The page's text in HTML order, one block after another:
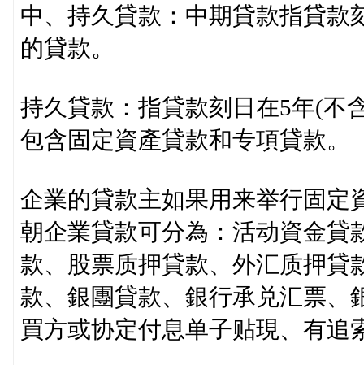
中、持久貸款：中期貸款指貸款
的貸款。
持久貸款：指貸款刻日在5年(不
包含固定資產貸款和专項貸款。
企業的貸款主如果用来举行固定
朝企業貸款可分為：活动資金貸
款、股票质押貸款、外汇质押貸
款、銀團貸款、銀行承兑汇票、
買方或协定付息单子贴現、有追